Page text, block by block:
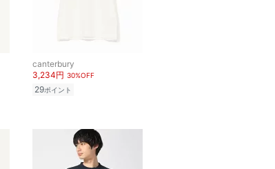
canterbury
3,234円 30%OFF
29ポイント